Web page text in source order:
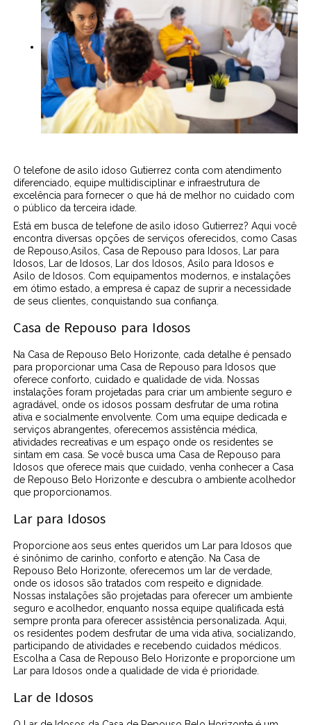
O telefone de asilo idoso Gutierrez conta com atendimento
diferenciado, equipe multidisciplinar e infraestrutura de
excelência para fornecer o que há de melhor no cuidado com
o público da terceira idade.
Está em busca de telefone de asilo idoso Gutierrez? Aqui você
encontra diversas opções de serviços oferecidos, como Casas
de Repouso,Asilos, Casa de Repouso para Idosos, Lar para
Idosos, Lar de Idosos, Lar dos Idosos, Asilo para Idosos e
Asilo de Idosos. Com equipamentos modernos, e instalações
em ótimo estado, a empresa é capaz de suprir a necessidade
de seus clientes, conquistando sua confiança.
Casa de Repouso para Idosos
Na Casa de Repouso Belo Horizonte, cada detalhe é pensado
para proporcionar uma Casa de Repouso para Idosos que
oferece conforto, cuidado e qualidade de vida. Nossas
instalações foram projetadas para criar um ambiente seguro e
agradável, onde os idosos possam desfrutar de uma rotina
ativa e socialmente envolvente. Com uma equipe dedicada e
serviços abrangentes, oferecemos assistência médica,
atividades recreativas e um espaço onde os residentes se
sintam em casa. Se você busca uma Casa de Repouso para
Idosos que oferece mais que cuidado, venha conhecer a Casa
de Repouso Belo Horizonte e descubra o ambiente acolhedor
que proporcionamos.
Lar para Idosos
Proporcione aos seus entes queridos um Lar para Idosos que
é sinônimo de carinho, conforto e atenção. Na Casa de
Repouso Belo Horizonte, oferecemos um lar de verdade,
onde os idosos são tratados com respeito e dignidade.
Nossas instalações são projetadas para oferecer um ambiente
seguro e acolhedor, enquanto nossa equipe qualificada está
sempre pronta para oferecer assistência personalizada. Aqui,
os residentes podem desfrutar de uma vida ativa, socializando,
participando de atividades e recebendo cuidados médicos.
Escolha a Casa de Repouso Belo Horizonte e proporcione um
Lar para Idosos onde a qualidade de vida é prioridade.
Lar de Idosos